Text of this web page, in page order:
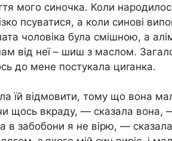
мого синочка. Коли
псуватися, а коли синові
чоловіка була смішною, а
від неї – шиш з маслом.
до мене постукала циrанка.
їй відмовити, тому що вона
щось вкраду, — сказала вона,
в забобони я не вірю, —